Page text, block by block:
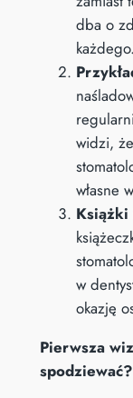
dba o
każdego.
widzi,
własne
w
okazję
Pierwsza
spodziewać?